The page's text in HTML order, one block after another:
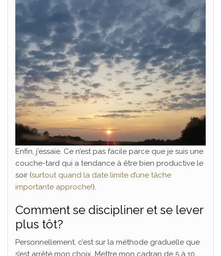
Enfin, j’essaie. Ce n’est pas facile parce que je suis une
couche-tard qui a tendance à être bien productive le
soir (surtout quand la date limite d’une tâche
importante approche!).
Comment se discipliner et se lever
plus tôt?
Personnellement, c’est sur la méthode graduelle que
s’est arrêté mon choix. Mettre mon cadran de 5 à 10